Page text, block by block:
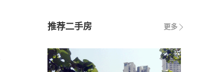
更多
推荐二手房